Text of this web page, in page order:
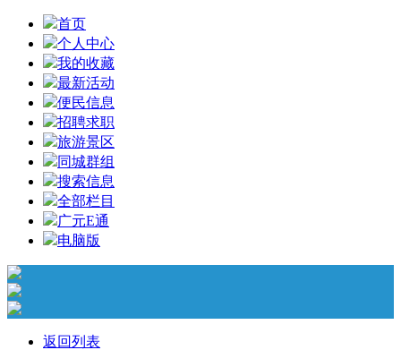
首页
个人中心
我的收藏
最新活动
便民信息
招聘求职
旅游景区
同城群组
搜索信息
全部栏目
广元E通
电脑版
返回列表